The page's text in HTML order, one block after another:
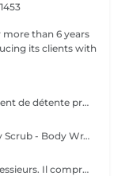
than 6 years
its clients with
Sauna Dôme Japonais Profitez d'un moment de détente profonde grâce au Sauna Dôme Japonais, une technologie de chaleur douce qui enveloppe le corps tout en laissant la tête à l'air libre. Ce soin favorise : la relaxation musculaire l'élimination des toxines l'activation de la circulation sanguine une sensation de bien-être immédiate Idéal pour relâcher les tensions, purifier l'organisme et offrir au corps un véritable moment de lâcher-prise.
- Pedicure - Paraffin Bath for hands - Body Scrub - Body Wrap - Care Hyalupro-collagen for facial (for all skin type) - Eye Bar (Mask-massage for eyes)
Un pack spécialement pensé pour vous Messieurs. Il comprend: - Un soin visage océan pour l'antifatigue, rafraîchir la peau et l'anti-rides. Convient à tout type de peau. - Microdermabrasion pour une peau plus douce - Un soin des yeux - Un masque de massage (Eye Bar) - Un massage crânien - Une pédicure Prix 256€ au lieu de 283€